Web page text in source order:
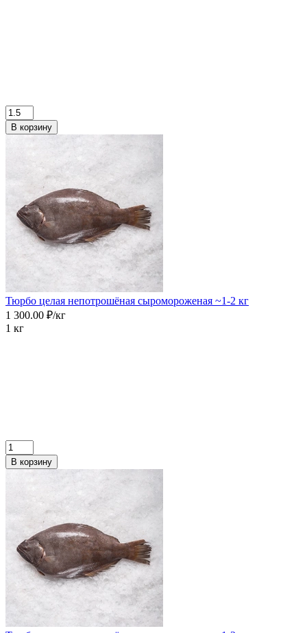
В корзину
Тюрбо целая непотрошёная сыромороженая ~1-2 кг
1 300.00 ₽/кг
1 кг
В корзину